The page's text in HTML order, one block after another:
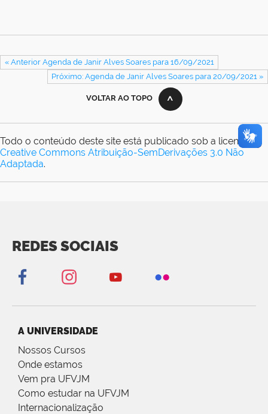
« Anterior Agenda de Janir Alves Soares para 16/09/2021
Próximo: Agenda de Janir Alves Soares para 20/09/2021 »
VOLTAR AO TOPO
Todo o conteúdo deste site está publicado sob a licença
Creative Commons Atribuição-SemDerivações 3.0 Não
Adaptada.
REDES SOCIAIS
A UNIVERSIDADE
Nossos Cursos
Onde estamos
Vem pra UFVJM
Como estudar na UFVJM
Internacionalização